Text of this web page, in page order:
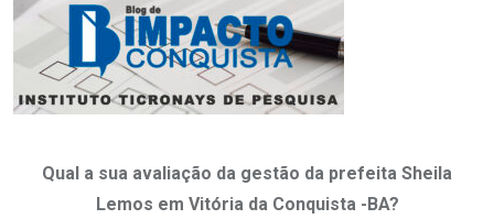
Qual a sua avaliação da gestão da prefeita Sheila
Lemos em Vitória da Conquista -BA?